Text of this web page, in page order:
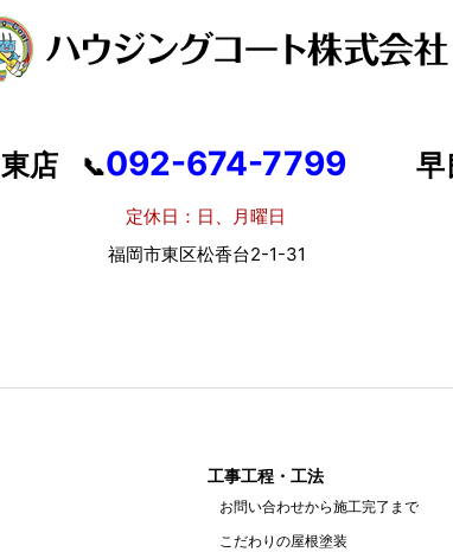
東店 📞092-674-7799
定休日：日、月曜日
福岡市東区松香台2-1-31
早
工事工程・工法
お問い合わせから施工完了まで
こだわりの屋根塗装